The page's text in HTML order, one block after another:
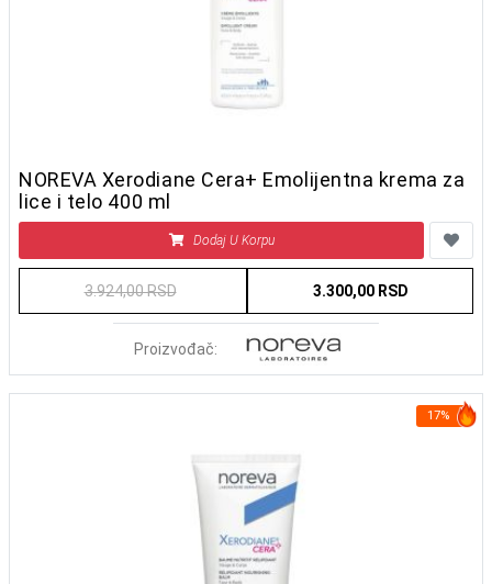
NOREVA Xerodiane Cera+ Emolijentna krema za
lice i telo 400 ml
Dodaj U Korpu
3.924,00 RSD 3.300,00 RSD
Proizvođač:
17%